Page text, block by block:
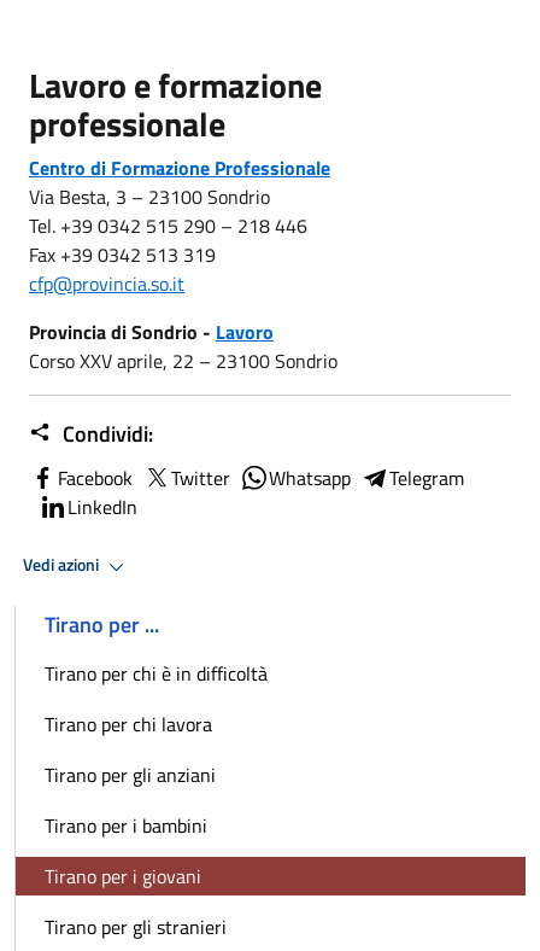
Lavoro e formazione
professionale
Centro di Formazione Professionale
Via Besta, 3 – 23100 Sondrio
Tel. +39 0342 515 290 – 218 446
Fax +39 0342 513 319
cfp@provincia.so.it
Provincia di Sondrio - Lavoro
Corso XXV aprile, 22 – 23100 Sondrio
Condividi:
Facebook Twitter Whatsapp
Telegram
LinkedIn
Vedi azioni
Tirano per ...
Tirano per chi è in difficoltà
Tirano per chi lavora
Tirano per gli anziani
Tirano per i bambini
Tirano per i giovani
Tirano per gli stranieri